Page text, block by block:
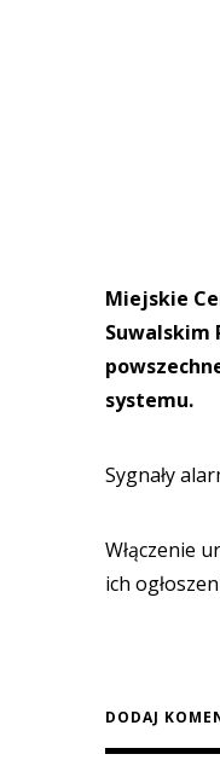
Miejskie
Suwalskim
systemu.
Sygnały
Włączenie
ich
DODAJ